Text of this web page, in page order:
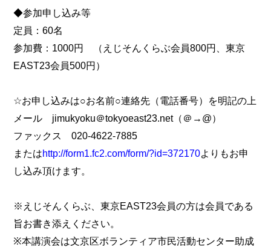
◆参加申し込み等
定員：60名
参加費：1000円 （えじそんくらぶ会員800円、東京
EAST23会員500円）
☆お申し込みは○お名前○連絡先（電話番号）を明記の上
メール jimukyoku＠tokyoeast23.net（＠→@）
ファックス 020-4622-7885
またはhttp://form1.fc2.com/form/?id=372170よりもお申
し込み頂けます。
※えじそんくらぶ、東京EAST23会員の方は会員である
旨お書き添えください。
※本講演会は文京区ボランティア市民活動センター助成